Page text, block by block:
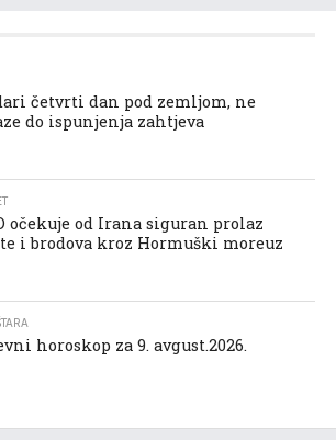
četvrti dan pod zemljom, ne
do ispunjenja zahtjeva
očekuje od Irana siguran prolaz
i brodova kroz Hormuški moreuz
horoskop za 9. avgust.2026.